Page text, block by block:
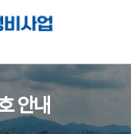
안내